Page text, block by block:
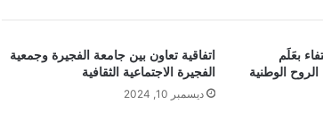
بعَلَم
الوطنية
اتفاقية تعاون بين جامعة الفجيرة وجمعية
الفجيرة الاجتماعية الثقافية
ديسمبر 10, 2024